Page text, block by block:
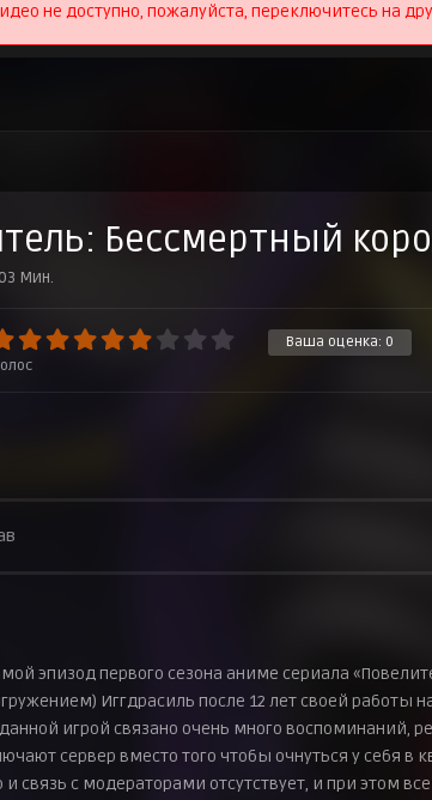
не доступно, пожалуйста, переключитесь на
Бессмертный
Мин.
Ваша оценка: 0
эпизод первого сезона аниме сериала
Иггдрасиль после 12 лет своей работы
данной игрой связано очень много воспоминаний,
сервер вместо того чтобы очнуться у себя в
связь с модераторами отсутствует, и при этом